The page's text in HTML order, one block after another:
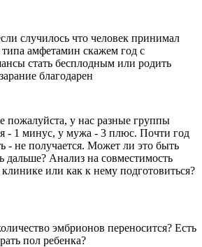
случилось что человек принимал
амфетамин скажем год с
стать бесплодным или родить
благодарен
пожалуйста, у нас разные группы
- 1 минус, у мужа - 3 плюс. Почти год
- не получается. Может ли это быть
дальше? Анализ на совместимость
или как к нему подготовиться?
эмбрионов переносится? Есть
пол ребенка?